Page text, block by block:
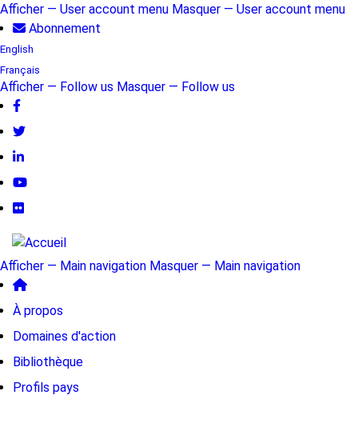
Aller
au
contenu
principal
User
account
menu
Afficher — User account menu Masquer — User account menu
Abonnement
English
Français
Follow
us
Afficher — Follow us Masquer — Follow us
Main
navigation
Afficher — Main navigation Masquer — Main navigation
À propos
Domaines d'action
Bibliothèque
Profils pays